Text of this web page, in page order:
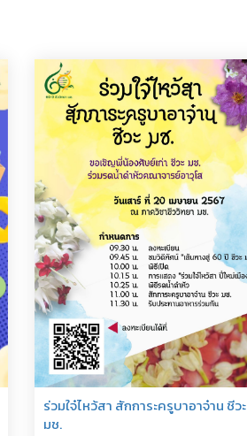
ร่วมใจ๋ไหว้สา สักการะครูบาอาจ๋าน ชีวะ
มช.